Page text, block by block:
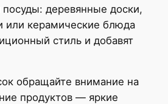
деревянные доски,
или керамические блюда
стиль и добавят
обращайте внимание на
продуктов — яркие